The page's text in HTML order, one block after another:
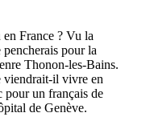
en France ? Vu la
pour la
Thonon-les-Bains.
viendrait-il vivre en
pour un français de
de Genève.